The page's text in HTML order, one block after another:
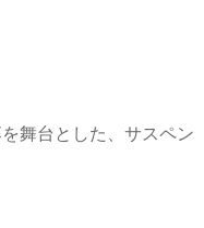
舞台とした、サスペン